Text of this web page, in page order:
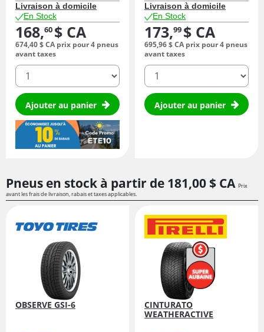
Livraison à domicile
En Stock
168,60 $ CA
674,40$ CA prix pour 4 pneus
avant taxes
quantité
Ajouter au panier
Livraison à domicile
En Stock
173,99 $ CA
695,96$ CA prix pour 4 pneus
avant taxes
quantité
Ajouter au panier
Pneus en stock à partir de 181,00 $ CA Prix
avant les frais de livraison, rabais et taxes applicables.
OBSERVE GSI-6
CINTURATO
WEATHERACTIVE